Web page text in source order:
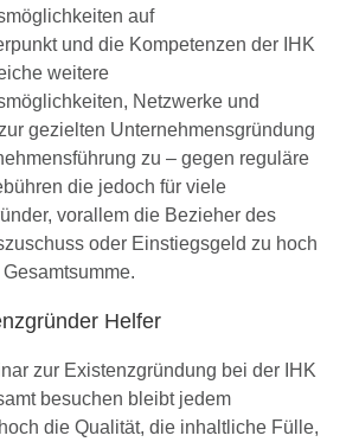
auf
und die Kompetenzen der IHK
weitere
Netzwerke und
gezielten Unternehmensgründung
zu – gegen reguläre
die jedoch für viele
vorallem die Bezieher des
oder Einstiegsgeld zu hoch
Helfer
zur Existenzgründung bei der IHK
besuchen bleibt jedem
die Qualität, die inhaltliche Fülle,